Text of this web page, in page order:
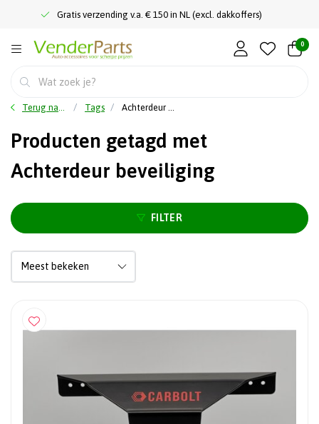
Gratis verzending v.a. € 150 in NL (excl. dakkoffers)
0
Terug naar home Tags Achterdeur beveiliging
Producten getagd met
Achterdeur beveiliging
FILTER